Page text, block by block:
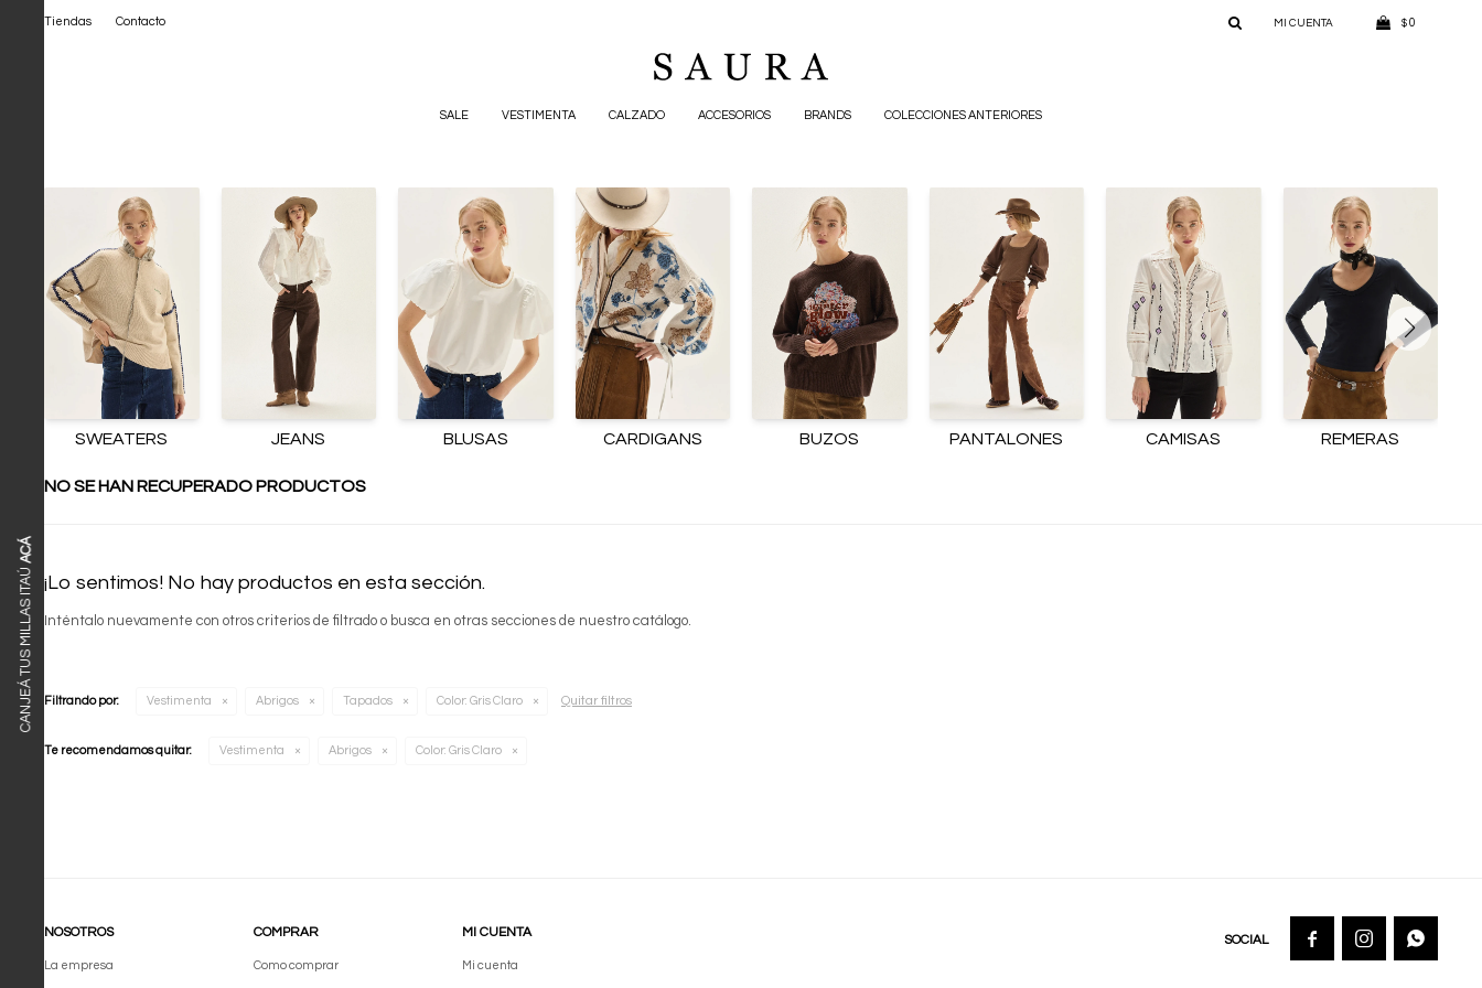
SALE VESTIMENTA CALZADO ACCESORIOS BRANDS COLECCIONES ANTERIORES
$ 0
Tiendas Contacto
CANJEÁ TUS MILLAS ITAÚ
ACÁ
SWEATERS JEANS BLUSAS CARDIGANS BUZOS PANTALONES CAMISAS REMERAS
NO SE HAN RECUPERADO PRODUCTOS
¡Lo sentimos! No hay productos en esta sección.
Inténtalo nuevamente con otros criterios de filtrado o busca en otras secciones de nuestro catálogo.
Filtrando por: Vestimenta Abrigos Tapados Color: Gris Claro Quitar filtros
Te recomendamos quitar: Vestimenta Abrigos Color: Gris Claro
NOSOTROS
La empresa
COMPRAR
Como comprar
MI CUENTA
Mi cuenta
  